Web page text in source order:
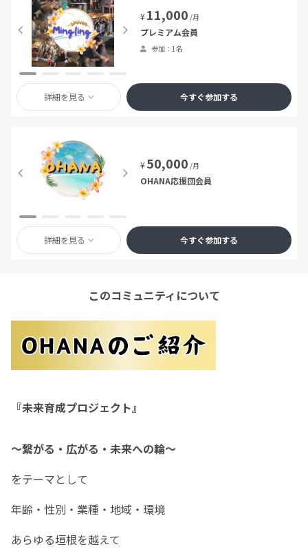
¥11,000 /月
プレミアム会員
参加：1名
詳細を見る 今すぐ参加する
¥50,000 /月
OHANA応援団会員
詳細を見る 今すぐ参加する
このコミュニティについて
『未来育成プロジェクト』
～繋がる・広がる・未来への輪～
をテーマとして
年齢・性別・業種・地域・環境
あらゆる垣根を越えて